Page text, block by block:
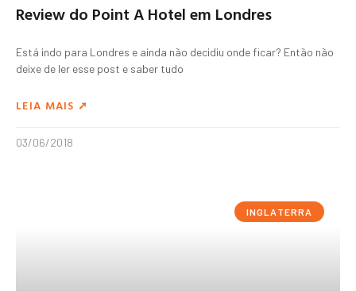
Review do Point A Hotel em Londres
Está indo para Londres e ainda não decidiu onde ficar? Então não
deixe de ler esse post e saber tudo
LEIA MAIS ➚
03/06/2018
INGLATERRA